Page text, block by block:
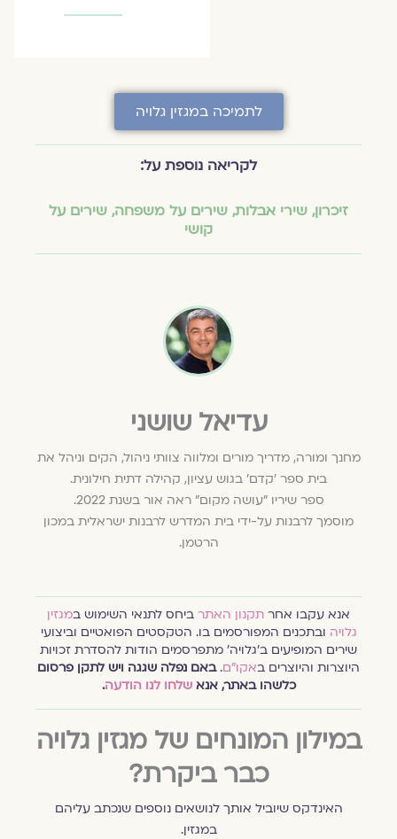
לתמיכה במגזין גלויה
לקריאה נוספת על:
זיכרון,שירי אבלות,שירים על משפחה,שירים על
קושי
עדיאל שושני
מחנך ומורה, מדריך מורים ומלווה צוותי ניהול, הקים וניהל את
בית ספר ׳קדם׳ בגוש עציון, קהילה דתית חילונית.
ספר שיריו "עושה מקום" ראה אור בשנת 2022.
מוסמך לרבנות על-ידי בית המדרש לרבנות ישראלית במכון
הרטמן.
אנא עקבו אחרתקנון האתרביחס לתנאי השימוש ב מגזין
גלויהובתכנים המפורסמים בו. הטקסטים הפואטיים וביצועי
שירים המופיעים ב׳גלויה׳ מתפרסמים הודות להסדרת זכויות
היוצרות והיוצרים ב אקו״ם.באם נפלה שגגה ויש לתקן פרסום
כלשהו באתר, אנאשלחו לנו הודעה.
במילון המונחים של מגזין גלויה
כבר ביקרת?
האינדקס שיוביל אותך לנושאים נוספים שנכתב עליהם
במגזין.